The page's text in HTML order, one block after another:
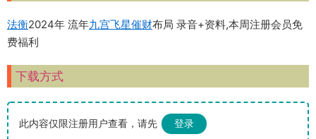
法衡2024年 流年九宫飞星催财布局 录音+资料,本周注册会员免
费福利
下载方式
此内容仅限注册用户查看，请先 登录